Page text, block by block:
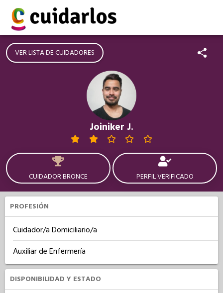
VER LISTA DE CUIDADORES
Joiniker J.
CUIDADOR BRONCE PERFIL VERIFICADO
PROFESIÓN
Cuidador/a Domiciliario/a
Auxiliar de Enfermería
DISPONIBILIDAD Y ESTADO